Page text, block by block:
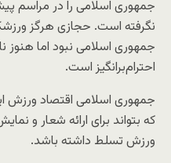
جمهوری اسلامی را در مراسم
نگرفته است. حجازی هرگز
جمهوری اسلامی نبود اما هنوز
احترام‌برانگیز است.
جمهوری اسلامی اقتصاد ورزش
که بتواند برای ارائه شعار و
ورزش تسلط داشته باشد.